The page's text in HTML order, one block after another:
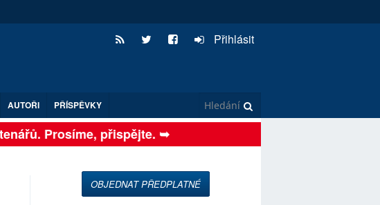
Přihlásit
AUTOŘI PŘÍSPĚVKY
Prosíme, přispějte. ➥
OBJEDNAT PŘEDPLATNÉ